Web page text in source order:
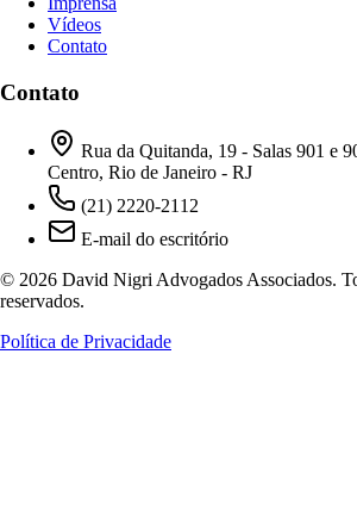
Vídeos
Contato
Contato
Rua da Quitanda, 19 - Salas 901 e
Centro, Rio de Janeiro - RJ
(21) 2220-2112
E-mail do escritório
© 2026 David Nigri Advogados Associados.
reservados.
Política de Privacidade